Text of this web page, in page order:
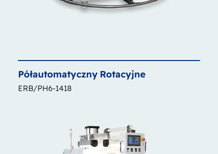
Półautomatyczny Rotacyjne
ERB/PH6-1418